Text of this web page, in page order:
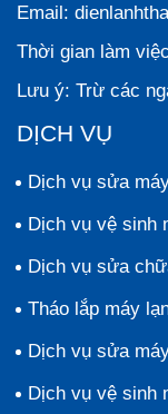
Email:
Thời gian làm
Lưu ý: Trừ các
DỊCH VỤ
Dịch vụ sửa
Dịch vụ vệ sinh
Dịch vụ sửa
Tháo lắp máy
Dịch vụ sửa
Dịch vụ vệ sinh